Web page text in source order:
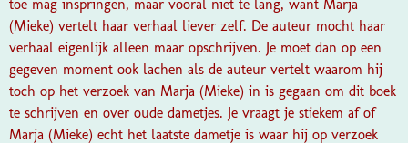
toe mag inspringen, maar vooral niet te lang, want Marja
(Mieke) vertelt haar verhaal liever zelf. De auteur mocht haar
verhaal eigenlijk alleen maar opschrijven. Je moet dan op een
gegeven moment ook lachen als de auteur vertelt waarom hij
toch op het verzoek van Marja (Mieke) in is gegaan om dit boek
te schrijven en over oude dametjes. Je vraagt je stiekem af of
Marja (Mieke) echt het laatste dametje is waar hij op verzoek